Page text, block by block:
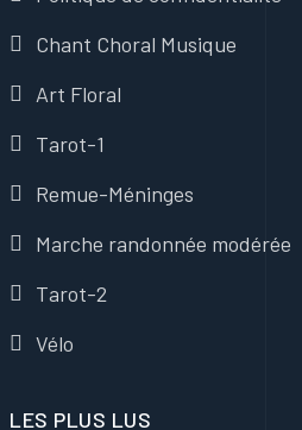
Chant Choral Musique
Art Floral
Tarot-1
Remue-Méninges
Marche randonnée modérée
Tarot-2
Vélo
LES PLUS LUS